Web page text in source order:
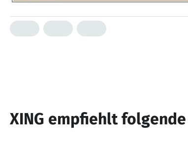
XING empfiehlt